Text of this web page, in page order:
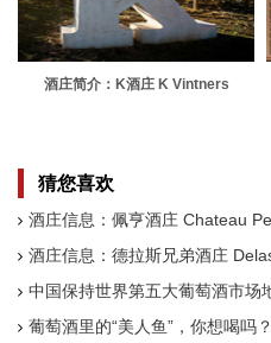
酒庄简介：K酒庄 K Vintners
猜您喜欢
酒庄信息：佩亨酒庄 Chateau
酒庄信息：德拉斯兄弟酒庄
中国保持世界第五大葡萄酒市场
葡萄酒里的“美人鱼”，你想喝吗？